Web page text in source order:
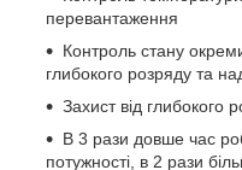
перевантаження
Контроль стану
глибокого розряду та
Захист від глибокого
В 3 рази довше час
потужності, в 2 рази